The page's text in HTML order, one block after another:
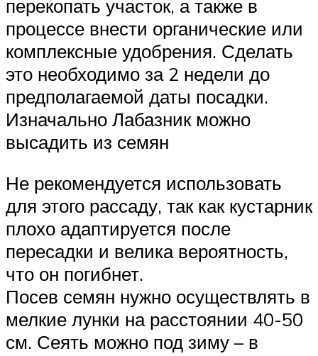
перекопать участок, а также в
процессе внести органические или
комплексные удобрения. Сделать
это необходимо за 2 недели до
предполагаемой даты посадки.
Изначально Лабазник можно
высадить из семян
Не рекомендуется использовать
для этого рассаду, так как кустарник
плохо адаптируется после
пересадки и велика вероятность,
что он погибнет.
Посев семян нужно осуществлять в
мелкие лунки на расстоянии 40-50
см. Сеять можно под зиму – в